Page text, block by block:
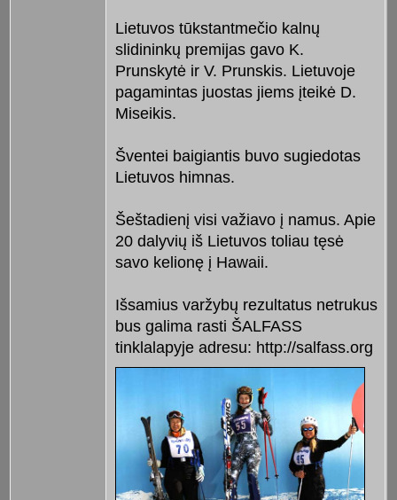
Lietuvos tūkstantmečio kalnų
slidininkų premijas gavo K.
Prunskytė ir V. Prunskis. Lietuvoje
pagamintas juostas jiems įteikė D.
Miseikis.
Šventei baigiantis buvo sugiedotas
Lietuvos himnas.
Šeštadienį visi važiavo į namus. Apie
20 dalyvių iš Lietuvos toliau tęsė
savo kelionę į Hawaii.
Išsamius varžybų rezultatus netrukus
bus galima rasti ŠALFASS
tinklalapyje adresu: http://salfass.org